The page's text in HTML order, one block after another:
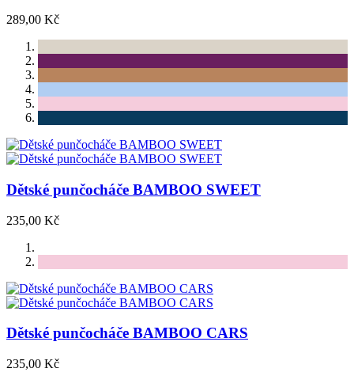
289,00 Kč
Dětské punčocháče BAMBOO SWEET
235,00 Kč
Dětské punčocháče BAMBOO CARS
235,00 Kč